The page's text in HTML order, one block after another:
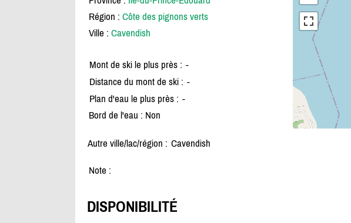
Région : Côte des pignons verts
Ville : Cavendish
Mont de ski le plus près : -
Distance du mont de ski : -
Plan d'eau le plus près : -
Bord de l'eau : Non
Autre ville/lac/région : Cavendish
Note :
DISPONIBILITÉ